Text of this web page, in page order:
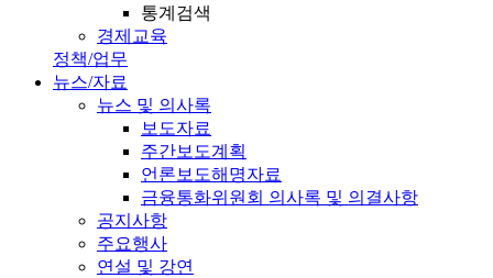
통계검색
경제교육
정책/업무
뉴스/자료
뉴스 및 의사록
보도자료
주간보도계획
언론보도해명자료
금융통화위원회 의사록 및 의결사항
공지사항
주요행사
연설 및 강연